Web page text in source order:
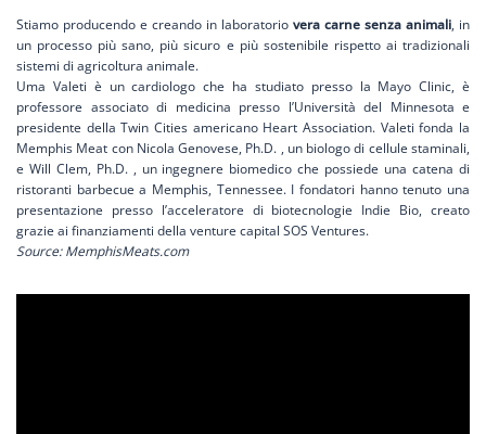
Stiamo producendo e creando in laboratorio vera carne senza animali, in
un processo più sano, più sicuro e più sostenibile rispetto ai tradizionali
sistemi di agricoltura animale.
Uma Valeti è un cardiologo che ha studiato presso la Mayo Clinic, è
professore associato di medicina presso l’Università del Minnesota e
presidente della Twin Cities americano Heart Association. Valeti fonda la
Memphis Meat con Nicola Genovese, Ph.D. , un biologo di cellule staminali,
e Will Clem, Ph.D. , un ingegnere biomedico che possiede una catena di
ristoranti barbecue a Memphis, Tennessee.I fondatori hanno tenuto una
presentazione presso l’acceleratore di biotecnologie Indie Bio, creato
grazie ai finanziamenti della venture capital SOS Ventures.
Source: MemphisMeats.com